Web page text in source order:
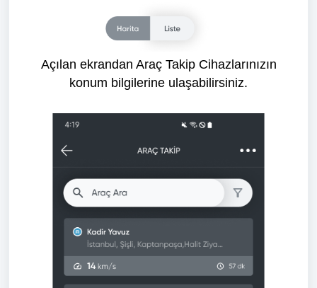
Açılan ekrandan Araç Takip Cihazlarınızın
konum bilgilerine ulaşabilirsiniz.